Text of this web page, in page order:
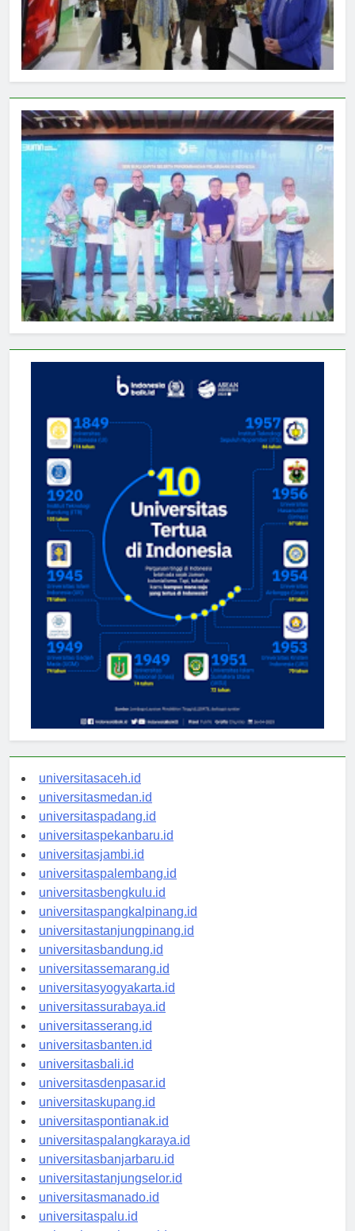
universitasaceh.id
universitasmedan.id
universitaspadang.id
universitaspekanbaru.id
universitasjambi.id
universitaspalembang.id
universitasbengkulu.id
universitaspangkalpinang.id
universitastanjungpinang.id
universitasbandung.id
universitassemarang.id
universitasyogyakarta.id
universitassurabaya.id
universitasserang.id
universitasbanten.id
universitasbali.id
universitasdenpasar.id
universitaskupang.id
universitaspontianak.id
universitaspalangkaraya.id
universitasbanjarbaru.id
universitastanjungselor.id
universitasmanado.id